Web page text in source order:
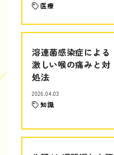
医療
溶連菌感染症による
激しい喉の痛みと対
処法
2026.04.03
知識